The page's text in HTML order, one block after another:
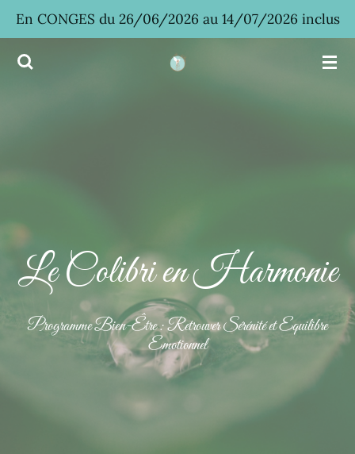
Passer
au
contenu
En CONGES du 26/06/2026 au 14/07/2026 inclus
Le Colibri en Harmonie
Programme Bien-Être : Retrouver Sérénité et Equilibre
Emotionnel